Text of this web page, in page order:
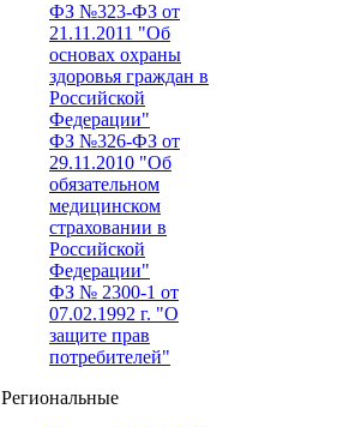
ФЗ №323-ФЗ от
21.11.2011 "Об
основах охраны
здоровья граждан в
Российской
Федерации"
ФЗ №326-ФЗ от
29.11.2010 "Об
обязательном
медицинском
страховании в
Российской
Федерации"
ФЗ № 2300-1 от
07.02.1992 г. "О
защите прав
потребителей"
Региональные